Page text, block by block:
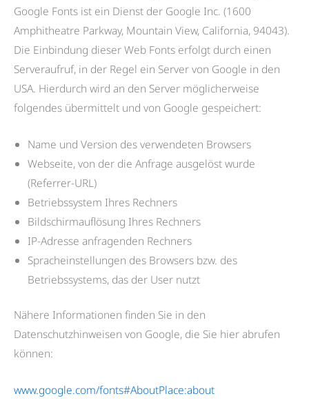
Google Fonts ist ein Dienst der Google Inc. (1600
Amphitheatre Parkway, Mountain View, California, 94043).
Die Einbindung dieser Web Fonts erfolgt durch einen
Serveraufruf, in der Regel ein Server von Google in den
USA. Hierdurch wird an den Server möglicherweise
folgendes übermittelt und von Google gespeichert:
Name und Version des verwendeten Browsers
Webseite, von der die Anfrage ausgelöst wurde
(Referrer-URL)
Betriebssystem Ihres Rechners
Bildschirmauflösung Ihres Rechners
IP-Adresse anfragenden Rechners
Spracheinstellungen des Browsers bzw. des
Betriebssystems, das der User nutzt
Nähere Informationen finden Sie in den
Datenschutzhinweisen von Google, die Sie hier abrufen
können:
www.google.com/fonts#AboutPlace:about